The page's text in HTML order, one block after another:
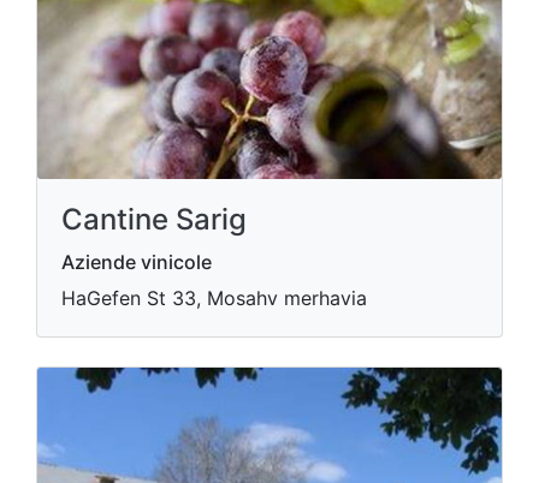
Cantine Sarig
Aziende vinicole
HaGefen St 33, Mosahv merhavia